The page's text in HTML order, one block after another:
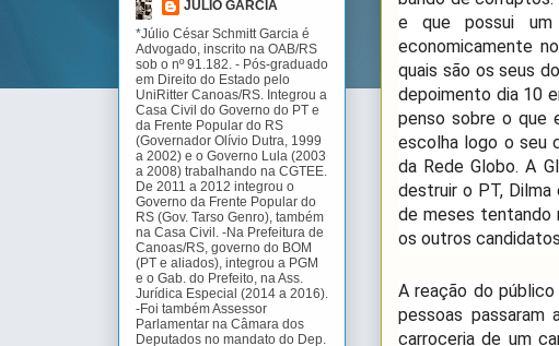
e que possui um
economicamente
quais são os seus
depoimento dia 10
penso sobre o que
escolha logo o seu
da Rede Globo. A
destruir o PT, Dilma
de meses tentando
os outros
A reação do
pessoas passaram
carroceria de um
JÚLIO GARCIA
*Júlio César Schmitt Garcia é
Advogado, inscrito na OAB/RS
sob o nº 91.182. - Pós-graduado
em Direito do Estado pelo
UniRitter Canoas/RS. Integrou a
Casa Civil do Governo do PT e
da Frente Popular do RS
(Governador Olívio Dutra, 1999
a 2002) e o Governo Lula (2003
a 2008) trabalhando na CGTEE.
De 2011 a 2012 integrou o
Governo da Frente Popular do
RS (Gov. Tarso Genro), também
na Casa Civil. -Na Prefeitura de
Canoas/RS, governo do BOM
(PT e aliados), integrou a PGM
e o Gab. do Prefeito, na Ass.
Jurídica Especial (2014 a 2016).
-Foi também Assessor
Parlamentar na Câmara dos
Deputados no mandato do Dep.